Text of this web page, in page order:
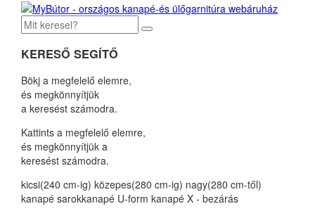
KERESŐ SEGÍTŐ
Bökj a megfelelő elemre,
és megkönnyítjük
a keresést számodra.
Kattints a megfelelő elemre,
és megkönnyítjük a
keresést számodra.
kicsi(240 cm-ig) közepes(280 cm-ig) nagy(280 cm-től)
kanapé sarokkanapé U-form kanapé X - bezárás